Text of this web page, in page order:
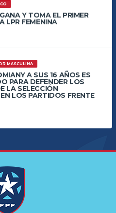
Y TOMA EL PRIMER
LPR FEMENINA
MASCULINA
A SUS 16 AÑOS ES
PARA DEFENDER LOS
LA SELECCIÓN
LOS PARTIDOS FRENTE